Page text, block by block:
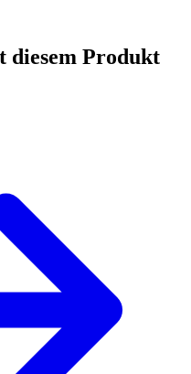
diesem Produkt